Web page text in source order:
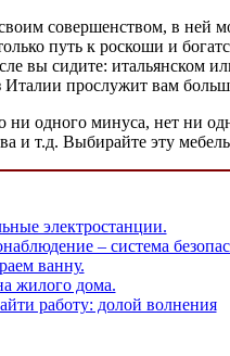
совершенством, в
путь к роскоши и
вы сидите:
прослужит вам
ни одного минуса, нет ни
и т.д. Выбирайте эту
электростанции.
– система
ванну.
жилого дома.
работу: долой волнения